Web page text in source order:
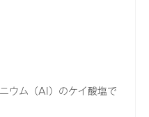
ウム（Al）のケイ酸塩で